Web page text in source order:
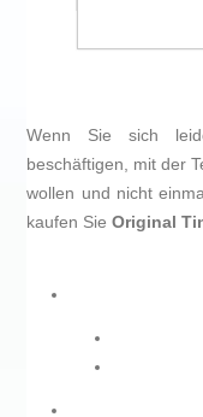
Wenn Sie sich
beschäftigen, mit der
wollen und nicht
kaufen SieOriginal